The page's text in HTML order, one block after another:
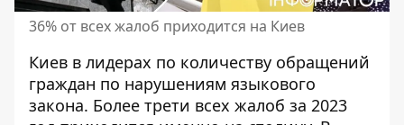
36% от всех жалоб приходится на Киев
Киев в лидерах по количеству обращений
граждан по нарушениям языкового
закона. Более трети всех жалоб за 2023